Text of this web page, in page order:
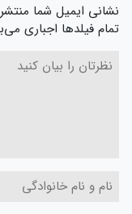
نشانی ایمیل شما
تمام فیلدها اجباری